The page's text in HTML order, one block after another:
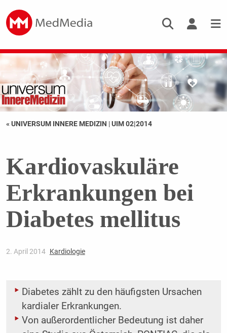
« UNIVERSUM INNERE MEDIZIN |UIM 02|2014
Kardiovaskuläre
Erkrankungen bei
Diabetes mellitus
2. April 2014 Kardiologie
Diabetes zählt zu den häufigsten Ursachen
kardialer Erkrankungen.
Von außerordentlicher Bedeutung ist daher